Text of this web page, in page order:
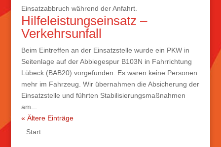
Einsatzabbruch während der Anfahrt.
Hilfeleistungseinsatz –
Verkehrsunfall
Beim Eintreffen an der Einsatzstelle wurde ein PKW in
Seitenlage auf der Abbiegespur B103N in Fahrrichtung
Lübeck (BAB20) vorgefunden. Es waren keine Personen
mehr im Fahrzeug. Wir übernahmen die Absicherung der
Einsatzstelle und führten Stabilisierungsmaßnahmen
am...
« Ältere Einträge
Start